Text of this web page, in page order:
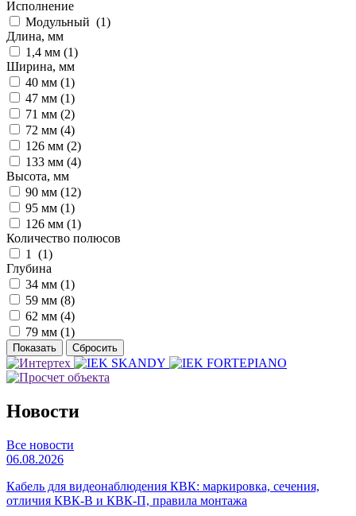
Исполнение
Модульный (1)
Длина, мм
1,4 мм (1)
Ширина, мм
40 мм (1)
47 мм (1)
71 мм (2)
72 мм (4)
126 мм (2)
133 мм (4)
Высота, мм
90 мм (12)
95 мм (1)
126 мм (1)
Количество полюсов
1 (1)
Глубина
34 мм (1)
59 мм (8)
62 мм (4)
79 мм (1)
Новости
Все новости
06.08.2026
Кабель для видеонаблюдения КВК: маркировка, сечения,
отличия КВК-В и КВК-П, правила монтажа